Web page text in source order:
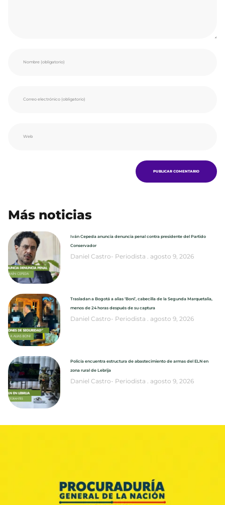
Más noticias
Iván Cepeda anuncia denuncia penal contra presidente del Partido
Conservador
Daniel Castro- Periodista agosto 9, 2026
Trasladan a Bogotá a alias ‘Boni’, cabecilla de la Segunda Marquetalia,
menos de 24 horas después de su captura
Daniel Castro- Periodista agosto 9, 2026
Policía encuentra estructura de abastecimiento de armas del ELN en
zona rural de Lebrija
Daniel Castro- Periodista agosto 9, 2026